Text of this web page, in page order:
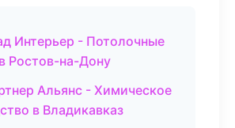
Интерьер - Потолочные
Ростов-на-Дону
Альянс - Химическое
в Владикавказ